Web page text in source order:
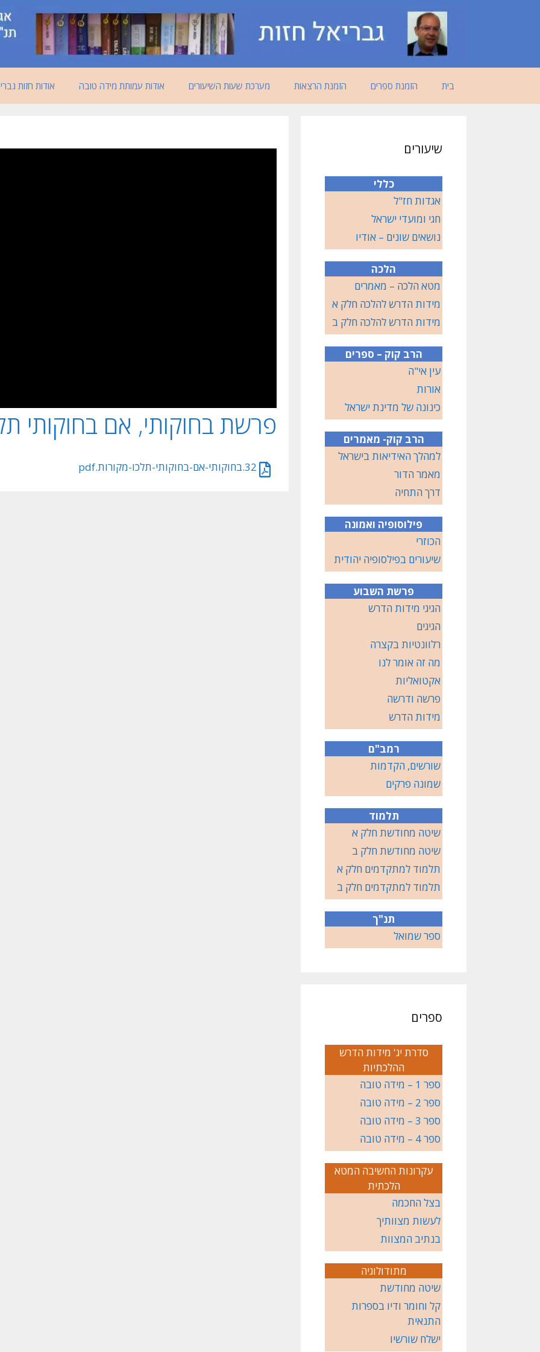
בית הזמנת ספרים הזמנת הרצאות מערכת שעות השיעורים אודות עמותת מידה טובה אודות חזות
פרשת בחוקותי, אם בחוקותי
32.בחוקותי-אם-בחוקותי-תלכו-מקורות.pdf
שיעורים
כללי
אגדות חז"ל
חגי ומועדי ישראל
נושאים שונים – אודיו
הלכה
מטא הלכה – מאמרים
מידות הדרש להלכה חלק א
מידות הדרש להלכה חלק ב
הרב קוק – ספרים
עין אי"ה
אורות
כינונה של מדינת ישראל
הרב קוק- מאמרים
למהלך האידיאות בישראל
מאמר הדור
דרך התחיה
פילוסופיה ואמונה
הכוזרי
שיעורים בפילסופיה יהודית
פרשת השבוע
הגיגי מידות הדרש
הגיגים
רלוונטיות בקצרה
מה זה אומר לנו
אקטואליות
פרשה ודרשה
מידות הדרש
רמב"ם
שורשים, הקדמות
שמונה פרקים
תלמוד
שיטה מחודשת חלק א
שיטה מחודשת חלק ב
תלמוד למתקדמים חלק א
תלמוד למתקדמים חלק ב
תנ"ך
ספר שמואל
ספרים
סדרת יג' מידות הדרש
ההלכתיות
ספר 1 – מידה טובה
ספר 2 – מידה טובה
ספר 3 – מידה טובה
ספר 4 – מידה טובה
עקרונות החשיבה המטא
הלכתית
בצל החכמה
לעשות מצוותיך
בנתיב המצוות
מתודולוגיה
שיטה מחודשת
קל וחומר ודיו בספרות
התנאית
ישלח שורשיו